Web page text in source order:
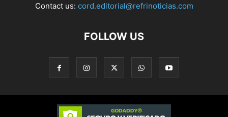
Contact us: cord.editorial@refrinoticias.com
FOLLOW US